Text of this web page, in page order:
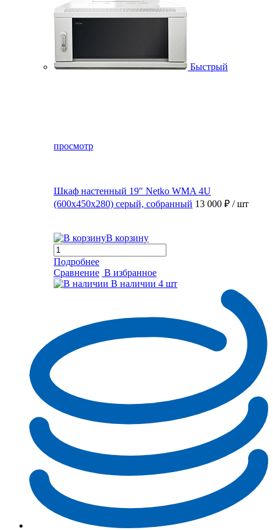
Быстрый
просмотр
Шкаф настенный 19″ Netko WMA 4U
(600x450x280) серый, собранный 13 000 ₽ / шт
В корзину
Подробнее
Сравнение В избранное
В наличии 4 шт